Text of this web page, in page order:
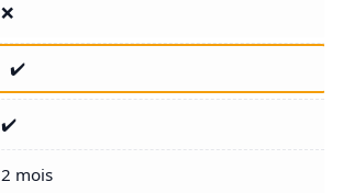
❌
✔️
✔️
2 mois